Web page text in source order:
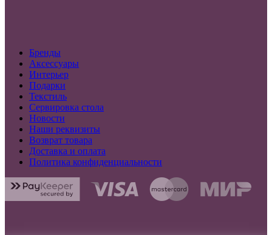
Бренды
Аксессуары
Интерьер
Подарки
Текстиль
Сервировка стола
Новости
Наши реквизиты
Возврат товара
Доставка и оплата
Политика конфиденциальности